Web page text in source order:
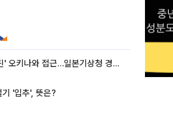
태풍 '돌핀' 오키나와 접근…일본기상청 경로 업데이트
기 '입추', 뜻은?